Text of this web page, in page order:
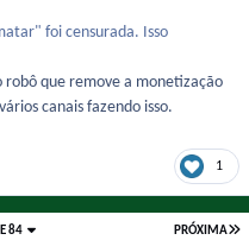
foi censurada. Isso
robô que remove a monetização
canais fazendo isso.
1
PRÓXIMA
84